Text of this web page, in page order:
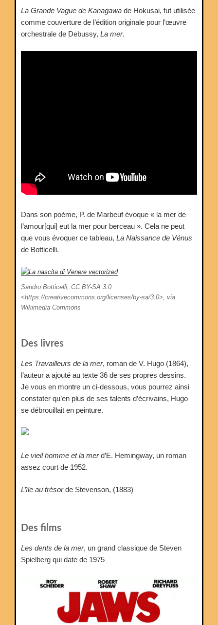
La Grande Vague de Kanagawa de Hokusai, fut utilisée
comme couverture de l’édition originale pour l’œuvre
orchestrale de Debussy, La mer.
Dans son poème, P. de Marbeuf évoque « la mer de
l’amour[qui] eut la mer pour berceau ». Cela ne peut
que vous évoquer ce tableau, La Naissance de Vénus
de Botticelli.
Sandro Botticelli, CC BY-SA 3.0
<https://creativecommons.org/licenses/by-sa/3.0>, via
Wikimedia Commons
Des livres
Les Travailleurs de la mer, roman de V. Hugo (1864),
l’auteur a ajouté au texte 36 de ses propres dessins.
Je vous en montre un ci-dessous, vous pourrez ainsi
constater qu’en plus de ses talents d’écrivains, Hugo
se débrouillait en peinture.
Le vieil homme et la merd’E. Hemingway, un roman
assez court de 1952.
L’île au trésorde Stevenson, (1883)
Des films
Les dents de la mer, un grand classique de Steven
Spielberg qui date de 1975